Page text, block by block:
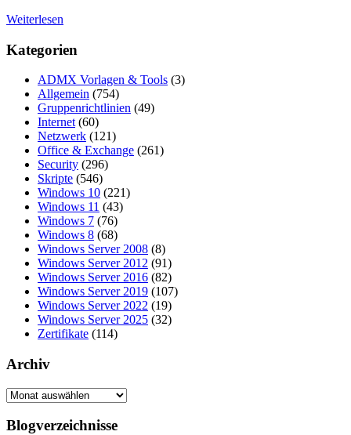
Weiterlesen
Kategorien
ADMX Vorlagen & Tools (3)
Allgemein (754)
Gruppenrichtlinien (49)
Internet (60)
Netzwerk (121)
Office & Exchange (261)
Security (296)
Skripte (546)
Windows 10 (221)
Windows 11 (43)
Windows 7 (76)
Windows 8 (68)
Windows Server 2008 (8)
Windows Server 2012 (91)
Windows Server 2016 (82)
Windows Server 2019 (107)
Windows Server 2022 (19)
Windows Server 2025 (32)
Zertifikate (114)
Archiv
Archiv
Blogverzeichnisse